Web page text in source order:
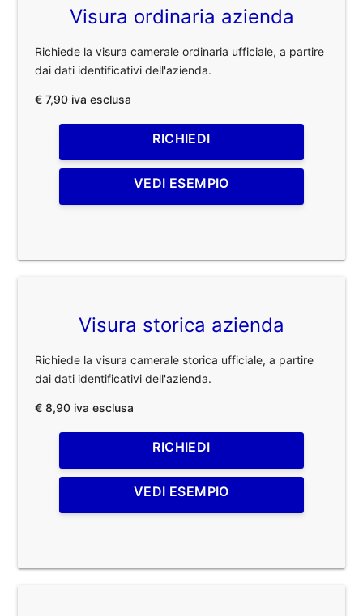
Visura ordinaria azienda
Richiede la visura camerale ordinaria ufficiale, a partire
dai dati identificativi dell'azienda.
€ 7,90 iva esclusa
RICHIEDI
VEDI ESEMPIO
Visura storica azienda
Richiede la visura camerale storica ufficiale, a partire
dai dati identificativi dell'azienda.
€ 8,90 iva esclusa
RICHIEDI
VEDI ESEMPIO